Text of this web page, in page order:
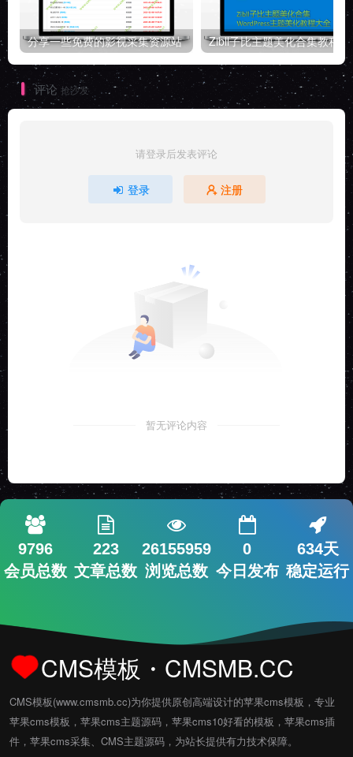
分享一些免费的影视采集资源站
评论 抢沙发
请登录后发表评论
登录 注册
暂无评论内容
9796
会员总数
223
文章总数
26155959
浏览总数
0
今日发布
634天
稳定运行
CMS模板・CMSMB.CC
CMS模板(www.cmsmb.cc)为你提供原创高端设计的苹果cms模板，专业
苹果cms模板，苹果cms主题源码，苹果cms10好看的模板，苹果cms插
件，苹果cms采集、CMS主题源码，为站长提供有力技术保障。